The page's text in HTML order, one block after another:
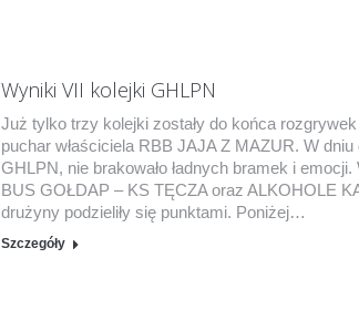
Wyniki VII kolejki GHLPN
Już tylko trzy kolejki zostały do końca rozgrywek
puchar właściciela RBB JAJA Z MAZUR. W
GHLPN, nie brakowało ładnych bramek i
BUS GOŁDAP – KS TĘCZA oraz ALKOHOLE
drużyny podzieliły się punktami. Poniżej…
Szczegóły